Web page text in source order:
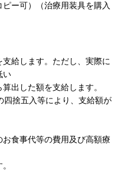
ー可）（治療用装具を購入
給します。ただし、実際に
い
出した額を支給します。
四捨五入等により、支給額が
食事代等の費用及び高額療